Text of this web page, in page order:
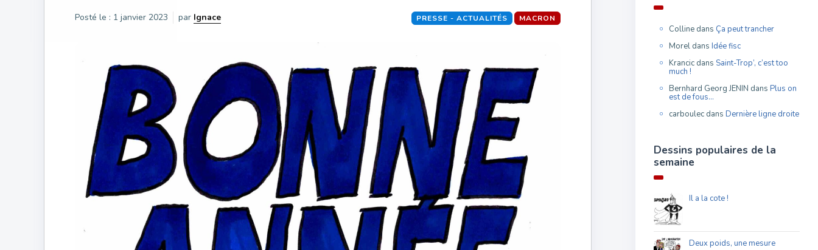
Posté le : 1 janvier 2023 par Ignace MACRON
PRESSE - ACTUALITÉS
Colline dans Ça peut trancher
Morel dans Idée fisc
Krancic dans Saint-Trop’, c’est too
much !
Bernhard Georg JENIN dans Plus on
est de fous…
carboulec dans Dernière ligne droite
Dessins populaires de la
semaine
Il a la cote !
Deux poids, une mesure